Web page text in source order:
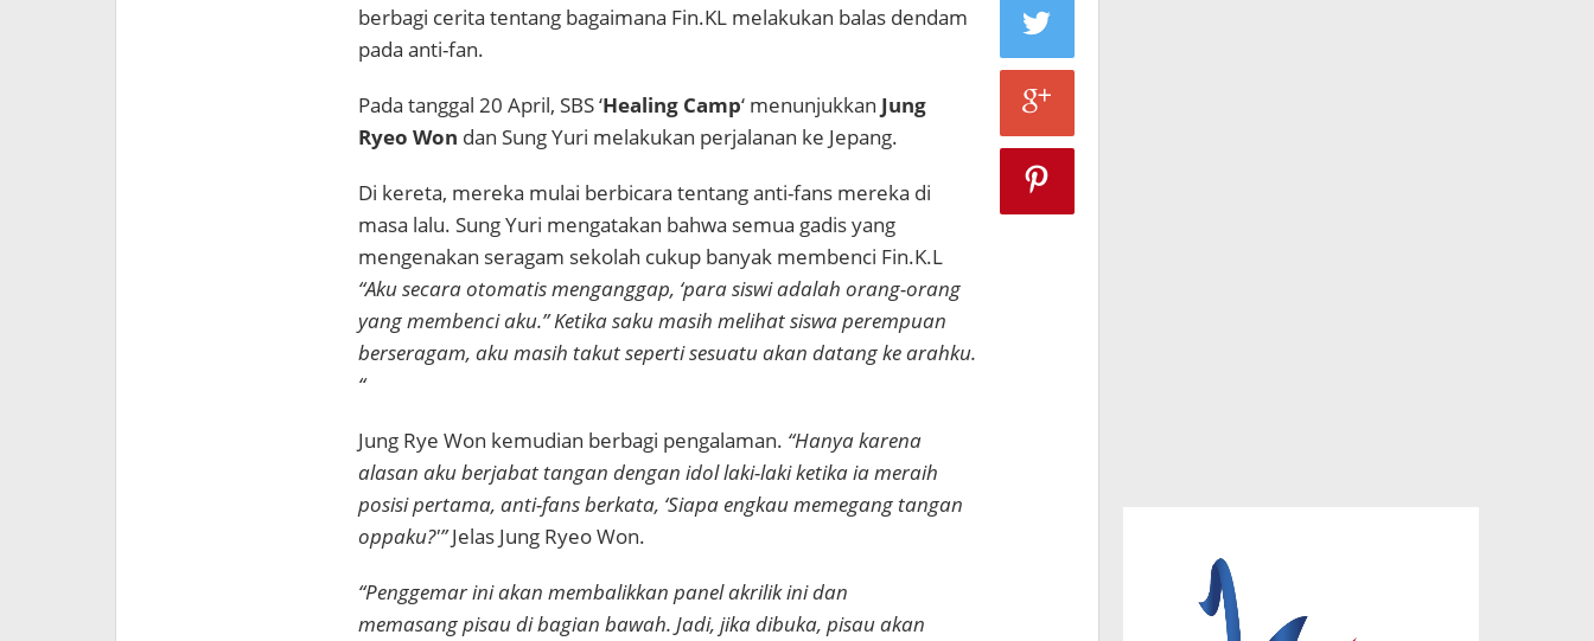
berbagi cerita tentang bagaimana Fin.KL melakukan balas dendam
pada anti-fan.
Pada tanggal 20 April, SBS ‘Healing Camp‘ menunjukkan Jung
Ryeo Won dan Sung Yuri melakukan perjalanan ke Jepang.
Di kereta, mereka mulai berbicara tentang anti-fans mereka di
masa lalu. Sung Yuri mengatakan bahwa semua gadis yang
mengenakan seragam sekolah cukup banyak membenci Fin.K.L
“Aku secara otomatis menganggap, ‘para siswi adalah orang-orang
yang membenci aku.” Ketika saku masih melihat siswa perempuan
berseragam, aku masih takut seperti sesuatu akan datang ke arahku.
“
Jung Rye Won kemudian berbagi pengalaman. “Hanya karena
alasan aku berjabat tangan dengan idol laki-laki ketika ia meraih
posisi pertama, anti-fans berkata, ‘Siapa engkau memegang tangan
oppaku?'”Jelas Jung Ryeo Won.
“Penggemar ini akan membalikkan panel akrilik ini dan
memasang pisau di bagian bawah. Jadi, jika dibuka, pisau akan